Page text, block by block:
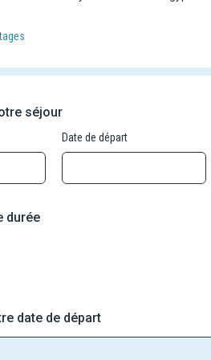
dieux et embarquez pour un voyage
les visites prévues au programme
peut entraîner quelques bruits ou
pour découvrir le Nil.
séjour
Date de départ
durée
date de départ